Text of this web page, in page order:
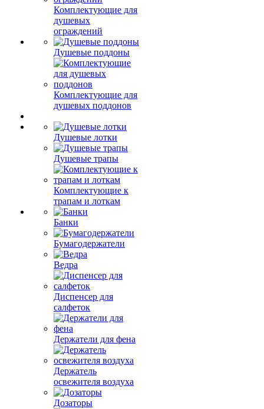
Комплектующие для
душевых
ограждений
Душевые поддоны
Комплектующие для
душевых поддонов
Душевые лотки
Душевые трапы
Комплектующие к
трапам и лоткам
Банки
Бумагодержатели
Ведра
Диспенсер для
салфеток
Держатели для фена
Держатель
освежителя воздуха
Дозаторы